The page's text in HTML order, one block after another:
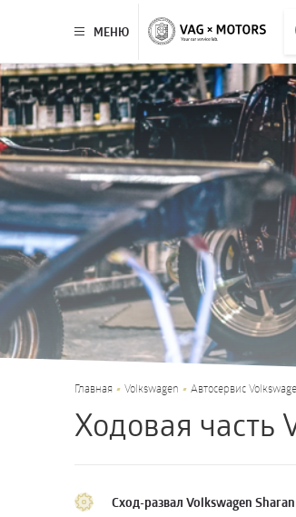
МЕНЮ
Главная Volkswagen Автосервис
Ходовая часть
Сход-развал Volkswagen Sharan